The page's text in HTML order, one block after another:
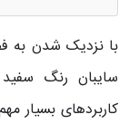
با نزدیک شدن به
سایبان رنگ
کاربردهای بسیار